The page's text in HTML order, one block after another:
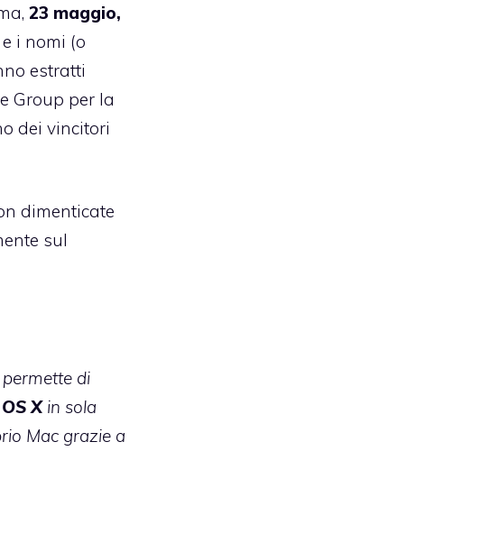
23 maggio,
i nomi (o
estratti
Group per la
dei vincitori
dimenticate
sul
permette di
Xin sola
Mac grazie a